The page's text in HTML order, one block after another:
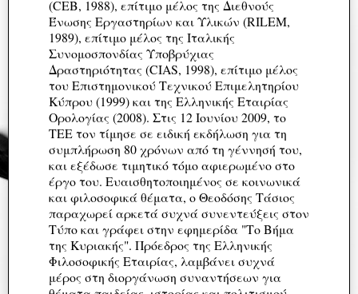
(CEB, 1988), επίτιμο μέλος της Διεθνούς
Ένωσης Εργαστηρίων και Υλικών (RILEM,
1989), επίτιμο μέλος της Ιταλικής
Συνομοσπονδίας Υποβρύχιας
Δραστηριότητας (CIAS, 1998), επίτιμο μέλος
του Επιστημονικού Τεχνικού Επιμελητηρίου
Κύπρου (1999) και της Ελληνικής Εταιρίας
Ορολογίας (2008). Στις 12 Ιουνίου 2009, το
ΤΕΕ τον τίμησε σε ειδική εκδήλωση για τη
συμπλήρωση 80 χρόνων από τη γέννησή του,
και εξέδωσε τιμητικό τόμο αφιερωμένο στο
έργο του. Ευαισθητοποιημένος σε κοινωνικά
και φιλοσοφικά θέματα, ο Θεοδόσης Τάσιος
παραχωρεί αρκετά συχνά συνεντεύξεις στον
Τύπο και γράφει στην εφημερίδα "Το Βήμα
της Κυριακής". Πρόεδρος της Ελληνικής
Φιλοσοφικής Εταιρίας, λαμβάνει συχνά
μέρος στη διοργάνωση συναντήσεων για